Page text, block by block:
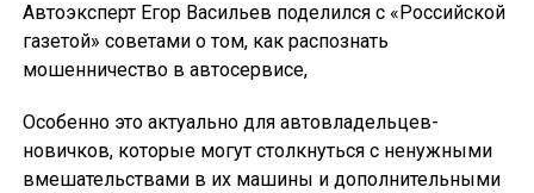
Автоэксперт Егор Васильев поделился с «Российской
газетой» советами о том, как распознать
мошенничество в автосервисе,
Особенно это актуально для автовладельцев-
новичков, которые могут столкнуться с ненужными
вмешательствами в их машины и дополнительными